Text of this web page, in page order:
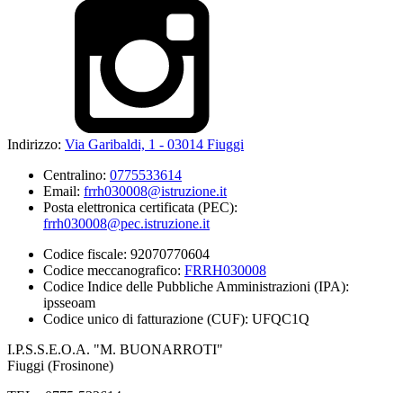
Indirizzo: Via Garibaldi, 1 - 03014 Fiuggi
Centralino: 0775533614
Email: frrh030008@istruzione.it
Posta elettronica certificata (PEC):
frrh030008@pec.istruzione.it
Codice fiscale: 92070770604
Codice meccanografico: FRRH030008
Codice Indice delle Pubbliche Amministrazioni (IPA):
ipsseoam
Codice unico di fatturazione (CUF): UFQC1Q
I.P.S.S.E.O.A. "M. BUONARROTI"
Fiuggi (Frosinone)